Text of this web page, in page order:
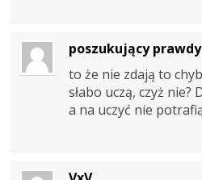
poszukujący prawdy
to że nie zdają to
słabo uczą, czyż
a na uczyć nie